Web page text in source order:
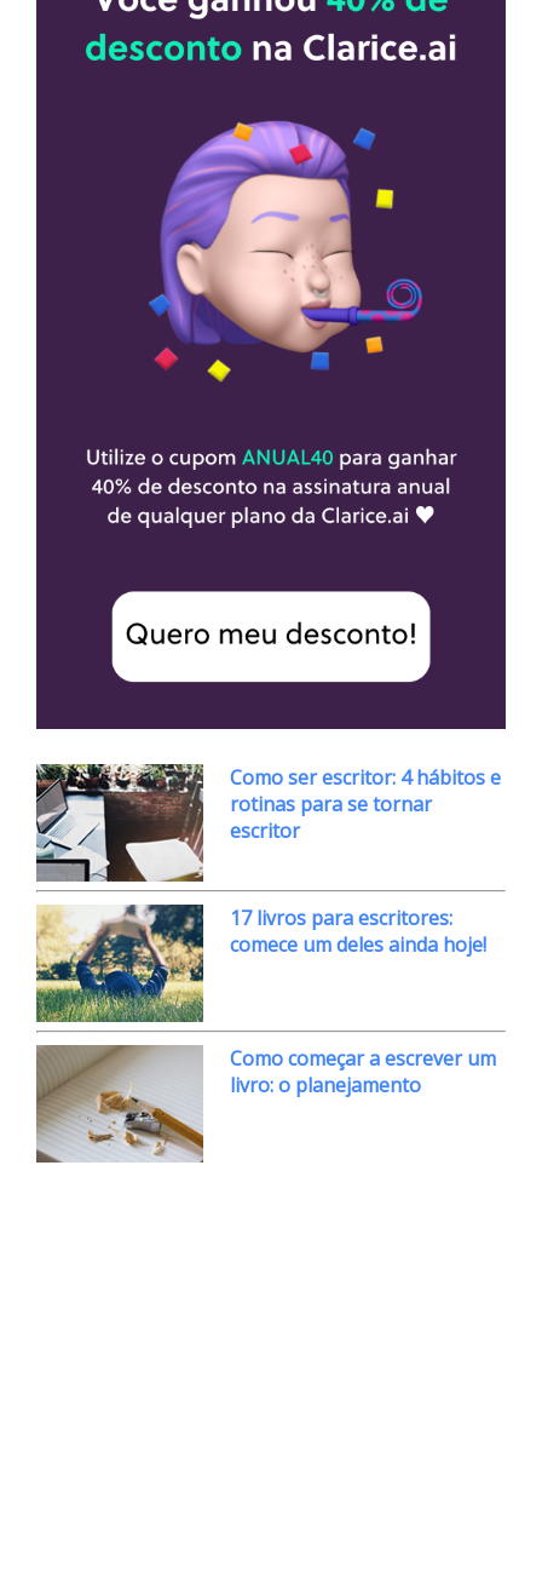
Como ser escritor: 4 hábitos e
rotinas para se tornar
escritor
17 livros para escritores:
comece um deles ainda hoje!
Como começar a escrever um
livro: o planejamento